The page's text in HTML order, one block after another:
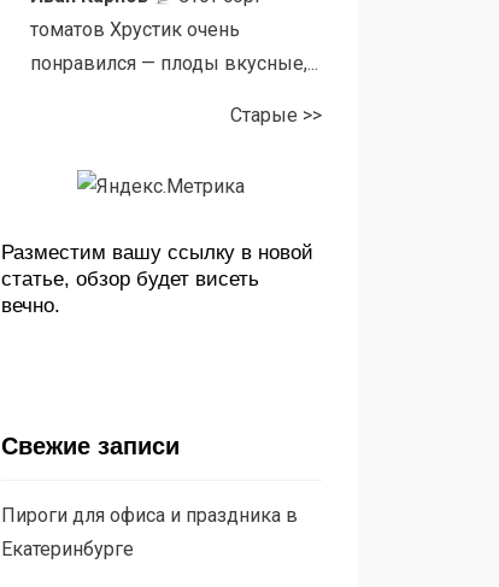
томатов Хрустик очень
понравился — плоды вкусные,...
Старые >>
Разместим вашу ссылку в новой
статье, обзор будет висеть
вечно.
Свежие записи
Пироги для офиса и праздника в
Екатеринбурге